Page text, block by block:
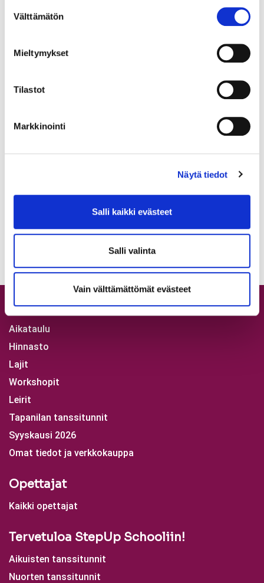
valinta
Välttämätön
Mieltymykset
Tilastot
Markkinointi
Näytä tiedot
Salli kaikki evästeet
Salli valinta
Vain välttämättömät evästeet
Beginners -tunnit elokuussa
Tuntitarjonta
Aikataulu
Hinnasto
Lajit
Workshopit
Leirit
Tapanilan tanssitunnit
Syyskausi 2026
Omat tiedot ja verkkokauppa
Opettajat
Kaikki opettajat
Tervetuloa StepUp Schooliin!
Aikuisten tanssitunnit
Nuorten tanssitunnit